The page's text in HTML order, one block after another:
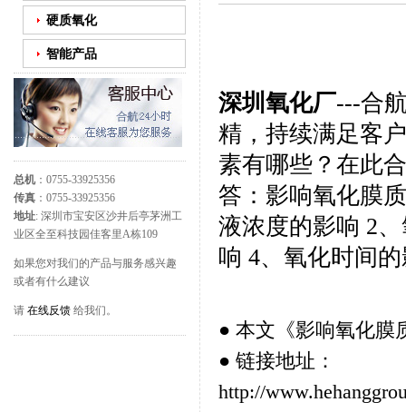
硬质氧化
智能产品
总机 ：0755-33925356
传真 ：0755-33925356
地址: 深圳市宝安区沙井后亭茅洲工
业区全至科技园佳客里A栋109
如果您对我们的产品与服务感兴趣
或者有什么建议
请 在线反馈 给我们。
深圳氧化厂---合
精，持续满足客
素有哪些？在此
答：影响氧化膜
液浓度的影响 2
响 4、氧化时间
● 本文《影响氧化膜
● 链接地址：
http://